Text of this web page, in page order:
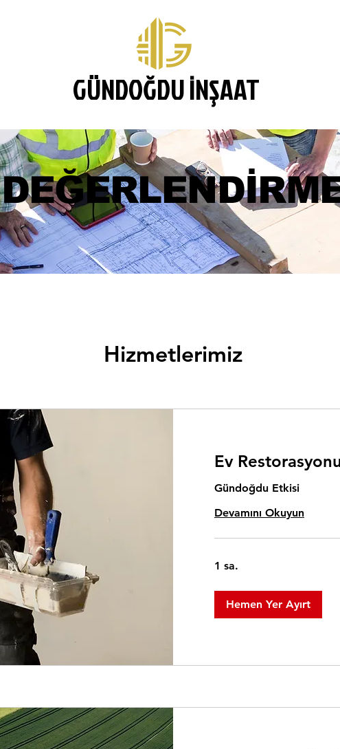
GÜNDOĞDU İNŞAAT
Hizmetlerimiz
Ev
Gündoğdu Etkisi
Devamını Okuyun
1 sa.
Hemen Yer Ayırt